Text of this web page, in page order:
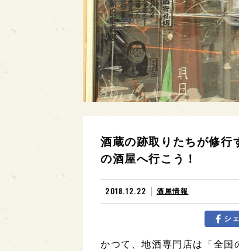
酒蔵の跡取りたちが修行
の酒屋へ行こう！
2018.12.22 酒屋情報
シ
かつて、地酒専門店は「全国